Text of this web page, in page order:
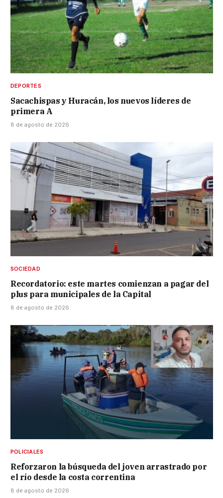
DEPORTES
Sacachispas y Huracán, los nuevos líderes de
primera A
8 de agosto de 2026
SOCIEDAD
Recordatorio: este martes comienzan a pagar del
plus para municipales de la Capital
8 de agosto de 2026
POLICIALES
Reforzaron la búsqueda del joven arrastrado por
el río desde la costa correntina
8 de agosto de 2026